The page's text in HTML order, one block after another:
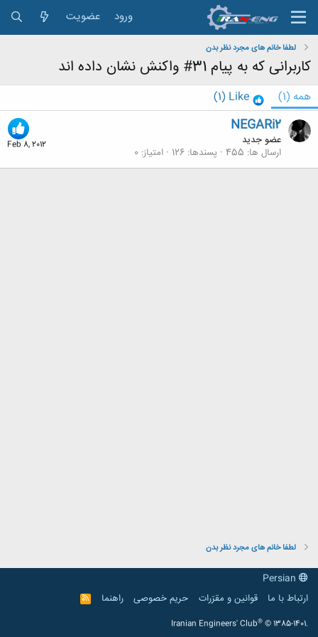
ورود عضویت
لطفا خانم های مجرد نظر بدن
کاربرانی که به پیام 31# واکنش نشان داده اند
همه (1)
Like
(1)
Feb 8, 2012
NEGARi2
عضو جدید
ارسال ها 455 پسندها 126 امتیاز 0
لطفا خانم های مجرد نظر بدن
ارتباط با ما
قوانین و مقرّرات حریم خصوصی راهنما
R
S
Iranian Engineers' Club® © 1385-1401.